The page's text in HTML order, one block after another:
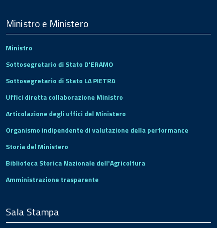
Footer
Ministro e Ministero
Ministro
Sottosegretario di Stato D'ERAMO
Sottosegretario di Stato LA PIETRA
Uffici diretta collaborazione Ministro
Articolazione degli uffici del Ministero
Organismo indipendente di valutazione della performance
Storia del Ministero
Biblioteca Storica Nazionale dell'Agricoltura
Amministrazione trasparente
Sala Stampa